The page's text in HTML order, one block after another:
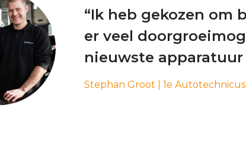
“Ik heb gekozen om
er veel
nieuwste apparatuur
Stephan Groot | 1e Autotechnicus